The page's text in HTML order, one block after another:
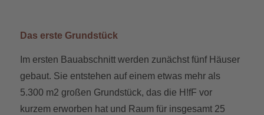
Das erste Grundstück
Im ersten Bauabschnitt werden zunächst fünf Häuser
gebaut. Sie entstehen auf einem etwas mehr als
5.300 m2 großen Grundstück, das die H!fF vor
kurzem erworben hat und Raum für insgesamt 25